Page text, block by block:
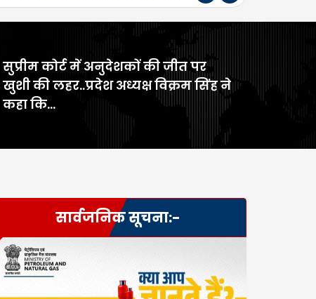
सुप्रीम कोर्ट में अनुदेशकों की जीत पर
खुशी की लहर..प्रदेश अध्यक्ष विक्रम सिंह ने
कहा कि…
सार्वजनिक सूचना:-